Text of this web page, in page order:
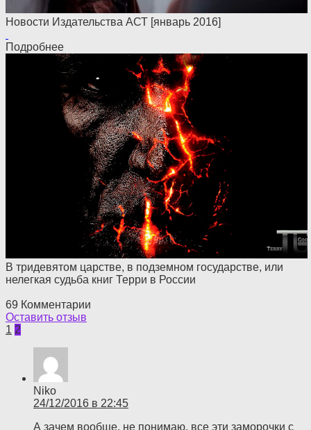
Новости Издательства АСТ [январь 2016]
Подробнее
В тридевятом царстве, в подземном государстве, или
нелегкая судьба книг Терри в России
69 Комментарии
Оставить отзыв
1 2
Niko
24/12/2016 в 22:45
А зачем вообще, не понимаю, все эти заморочки с